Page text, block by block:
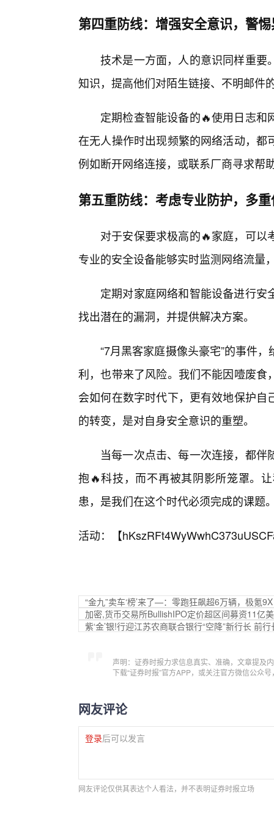
第四重防线：增强安全意识，警
技术是一方面，人的意识同样重要
知识，提高他们对陌生链接、不明邮件
定期检查智能设备的🔥使用日志
在无人操作时出现频繁的网络活动，
例如断开网络连接，或联系厂商寻求帮
第五重防线：考虑专业防护，多
对于安保要求极高的🔥家庭，可
专业的安全设备能够实时监测网络流量
定期对家庭网络和智能设备进行
找出潜在的漏洞，并提供解决方案。
“7月黑客家庭摄像头豪宅”的事件
利，也带来了风险。我们不能因噎废
会如何在数字时代下，更有效地保护
的转变，是对自身安全意识的重塑。
当每一次点击、每一次连接，都
抱🔥科技，而不再被其阴影所笼罩。
患，是我们在这个时代必须完成的课题
活动：【
“金九”卖车‘榜’来了—：零跑狂飙超6万辆，极氪
加密,货币交易所BullishIPO定价超区间募资11亿
紫‘金’银!行迎江苏农商联合银行“空降”新行长 前
声明：证券时报力求信息真实、准确，文章提及
下载“证券时报”官方APP，或关注官方微信公众
网友评论
登录后可以发言
网友评论仅供其表达个人看法，并不表明证券时报立场